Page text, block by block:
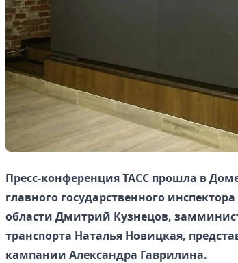
Пресс-конференция ТАСС прошла в
главного государственного
области Дмитрий Кузнецов,
транспорта Наталья Новицкая,
кампании Александра Гаврилина.